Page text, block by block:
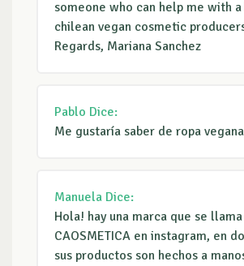
someone who can help me with
chilean vegan cosmetic
Regards, Mariana Sanchez
Pablo Dice:
Me gustaría saber de ropa
Manuela Dice:
Hola! hay una marca que se llama
CAOSMETICA en instagram, en
sus productos son hechos a